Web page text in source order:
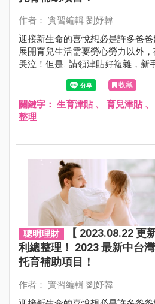
作者： 實習編輯 劉妤韓
迎接新生命的喜悅想必是許多爸爸
展開育兒生活需要勞心勞力以外
哭泣！但是...請領津貼好複雜，新
本篇幫爸爸媽媽整理好最新「北
助，一起來看看歡樂育兒的同時
收藏
關鍵字： 生育津貼 、 育兒津貼 、
整理
聰明理財
【 2023.08.22 更
利總整理！ 2023 最新中台
托育補助項目！
作者： 實習編輯 劉妤韓